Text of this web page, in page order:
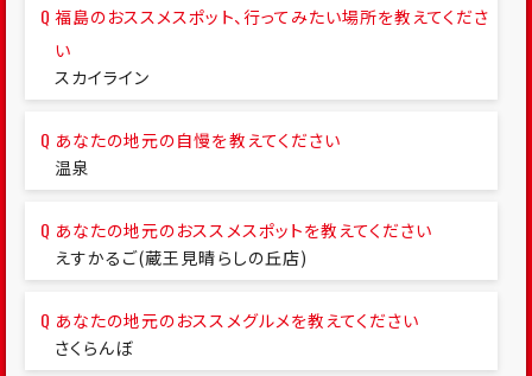
福島のおススメスポット、行ってみたい場所を教えてくださ
い
スカイライン
あなたの地元の自慢を教えてください
温泉
あなたの地元のおススメスポットを教えてください
えすかるご(蔵王見晴らしの丘店)
あなたの地元のおススメグルメを教えてください
さくらんぼ